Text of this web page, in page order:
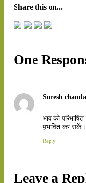
Share this on...
One
Suresh
भाव को
प़भावित कर सकें।
Reply
Leave a